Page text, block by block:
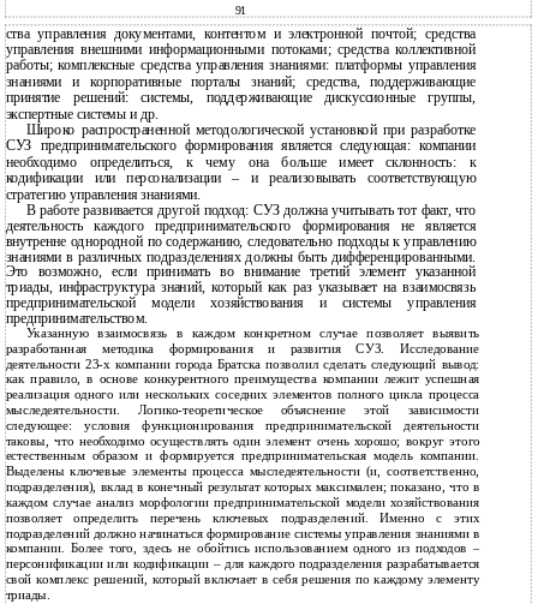
91
ства управления документами, контентом и электронной почтой; средства
управления внешними информационными потоками; средства коллективной
работы; комплексные средства управления знаниями: платформы управления
знаниями и корпоративные порталы знаний; средства, поддерживающие
принятие решений: системы, поддерживающие дискуссионные группы,
экспертные системы и др.
Широко распространенной методологической установкой при разработке
СУЗ предпринимательского формирования является следующая: компании
необходимо определиться, к чему она больше имеет склонность: к
кодификации или персонализации – и реализовывать соответствующую
стратегию управления знаниями.
В работе развивается другой подход: СУЗ должна учитывать тот факт, что
деятельность каждого предпринимательского формирования не является
внутренне однородной по содержанию, следовательно подходы к управлению
знаниями в различных подразделениях должны быть дифференцированными.
Это возможно, если принимать во внимание третий элемент указанной
триады, инфраструктура знаний, который как раз указывает на взаимосвязь
предпринимательской модели хозяйствования и системы управления
предпринимательством.
Указанную взаимосвязь в каждом конкретном случае позволяет выявить
разработанная методика формирования и развития СУЗ. Исследование
деятельности 23-х компании города Братска позволил сделать следующий вывод:
как правило, в основе конкурентного преимущества компании лежит успешная
реализация одного или нескольких соседних элементов полного цикла процесса
мыследеятельности. Логико-теоретическое объяснение этой зависимости
следующее: условия функционирования предпринимательской деятельности
таковы, что необходимо осуществлять один элемент очень хорошо; вокруг этого
естественным образом и формируется предпринимательская модель компании.
Выделены ключевые элементы процесса мыследеятельности (и, соответственно,
подразделения), вклад в конечный результат которых максимален; показано, что в
каждом случае анализ морфологии предпринимательской модели хозяйствования
позволяет определить перечень ключевых подразделений. Именно с этих
подразделений должно начинаться формирование системы управления знаниями в
компании. Более того, здесь не обойтись использованием одного из подходов –
персонификации или кодификации – для каждого подразделения разрабатывается
свой комплекс решений, который включает в себя решения по каждому элементу
триады.